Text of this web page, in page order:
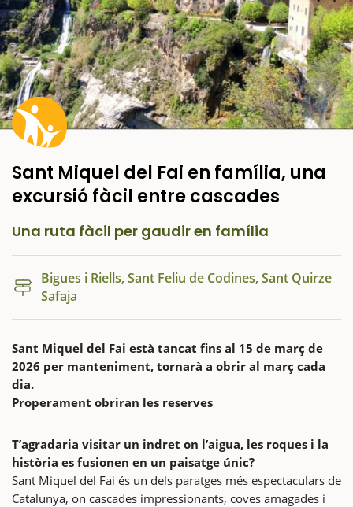
Sant Miquel del Fai en família, una
excursió fàcil entre cascades
Una ruta fàcil per gaudir en família
Bigues i Riells, Sant Feliu de Codines, Sant Quirze
Safaja
Sant Miquel del Fai està tancat fins al 15 de març de
2026 per manteniment, tornarà a obrir al març cada
dia.
Properament obriran les reserves
T’agradaria visitar un indret on l’aigua, les roques i la
història es fusionen en un paisatge únic?
Sant Miquel del Fai és un dels paratges més espectaculars de
Catalunya, on cascades impressionants, coves amagades i